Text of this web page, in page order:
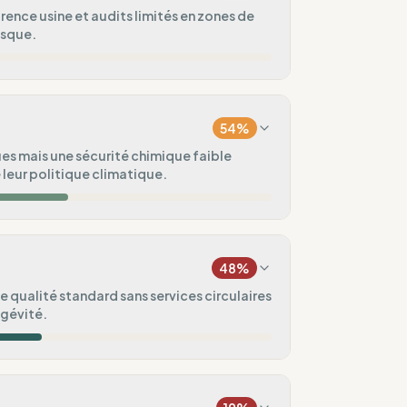
usine et audits limités en zones de
54%
mais une sécurité chimique faible
leur politique climatique.
20
48%
qualité standard sans services circulaires